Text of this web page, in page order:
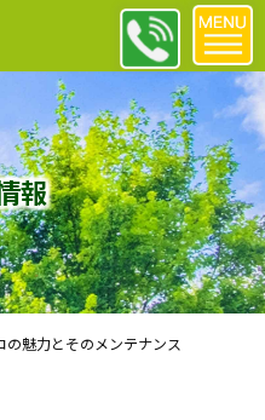
報
の魅力とそのメンテナンス